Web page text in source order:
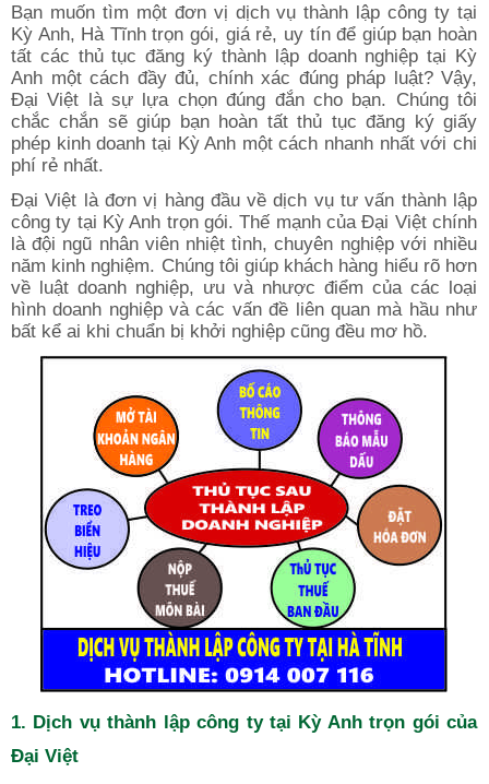
Bạn muốn tìm một đơn vị dịch vụ thành lập công ty tại
Kỳ Anh, Hà Tĩnh trọn gói, giá rẻ, uy tín để giúp bạn hoàn
tất các thủ tục đăng ký thành lập doanh nghiệp tại Kỳ
Anh một cách đầy đủ, chính xác đúng pháp luật? Vậy,
Đại Việt là sự lựa chọn đúng đắn cho bạn. Chúng tôi
chắc chắn sẽ giúp bạn hoàn tất thủ tục đăng ký giấy
phép kinh doanh tại Kỳ Anh một cách nhanh nhất với chi
phí rẻ nhất.
Đại Việt là đơn vị hàng đầu về dịch vụ tư vấn thành lập
công ty tại Kỳ Anh trọn gói. Thế mạnh của Đại Việt chính
là đội ngũ nhân viên nhiệt tình, chuyên nghiệp với nhiều
năm kinh nghiệm. Chúng tôi giúp khách hàng hiểu rõ hơn
về luật doanh nghiệp, ưu và nhược điểm của các loại
hình doanh nghiệp và các vấn đề liên quan mà hầu như
bất kể ai khi chuẩn bị khởi nghiệp cũng đều mơ hồ.
1. Dịch vụ thành lập công ty tại Kỳ Anh trọn gói của
Đại Việt